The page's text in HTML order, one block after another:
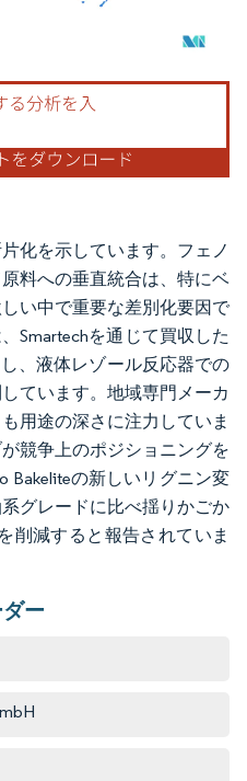
CC BY 4.0の表示が必要です。
化を示しています。フェノ
料への垂直統合は、特にベ
い中で重要な差別化要因で
Smartechを通じて買収した
、液体レゾール反応器での
ています。地域専門メーカ
用途の深さに注力していま
競争上のポジショニングを
Bakeliteの新しいリグニン変
グレードに比べ揺りかごか
削減すると報告されていま
ー